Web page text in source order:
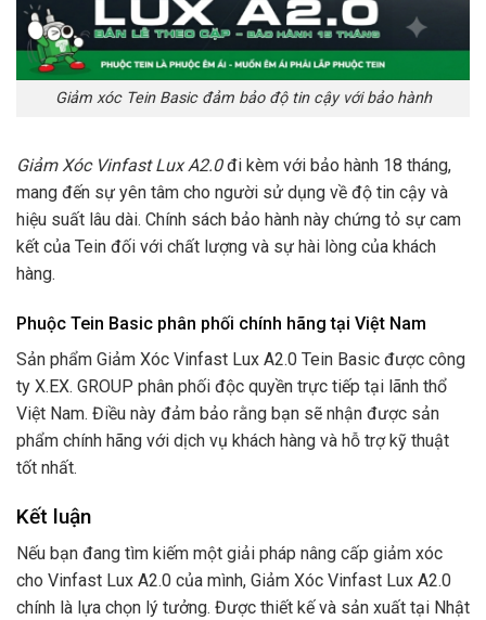
Giảm xóc Tein Basic đảm bảo độ tin cậy với bảo hành
Giảm Xóc Vinfast Lux A2.0đi kèm với bảo hành 18 tháng,
mang đến sự yên tâm cho người sử dụng về độ tin cậy và
hiệu suất lâu dài. Chính sách bảo hành này chứng tỏ sự cam
kết của Tein đối với chất lượng và sự hài lòng của khách
hàng.
Phuộc Tein Basic phân phối chính hãng tại Việt Nam
Sản phẩm Giảm Xóc Vinfast Lux A2.0 Tein Basic được công
ty X.EX. GROUP phân phối độc quyền trực tiếp tại lãnh thổ
Việt Nam. Điều này đảm bảo rằng bạn sẽ nhận được sản
phẩm chính hãng với dịch vụ khách hàng và hỗ trợ kỹ thuật
tốt nhất.
Kết luận
Nếu bạn đang tìm kiếm một giải pháp nâng cấp giảm xóc
cho Vinfast Lux A2.0 của mình, Giảm Xóc Vinfast Lux A2.0
chính là lựa chọn lý tưởng. Được thiết kế và sản xuất tại Nhật